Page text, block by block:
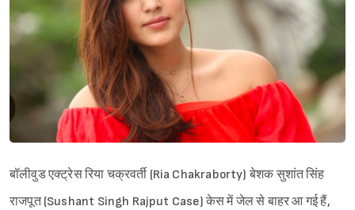
बॉलीवुड एक्ट्रेस रिया चक्रवर्ती (Ria Chakraborty) बेशक सुशांत सिंह
राजपूत (Sushant Singh Rajput Case) केस में जेल से बाहर आ गई हैं,